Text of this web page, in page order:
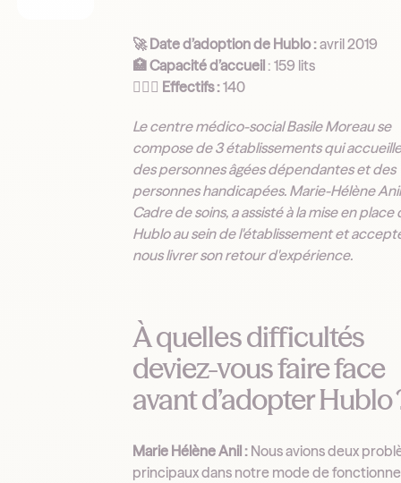
🚀 Date d’adoption de Hublo :avril 2019
🏥 Capacité d’accueil : 159 lits
👩🏻‍⚕️ Effectifs :140
Le centre médico-social Basile Moreau se
compose de 3 établissements qui
des personnes âgées dépendantes et des
personnes handicapées. Marie-Hélène
Cadre de soins, a assisté à la mise en place
Hublo au sein de l'établissement et
nous livrer son retour d'expérience.
À quelles difficultés
deviez-vous faire face
avant d’adopter Hublo
Marie Hélène Anil : Nous avions deux
principaux dans notre mode de